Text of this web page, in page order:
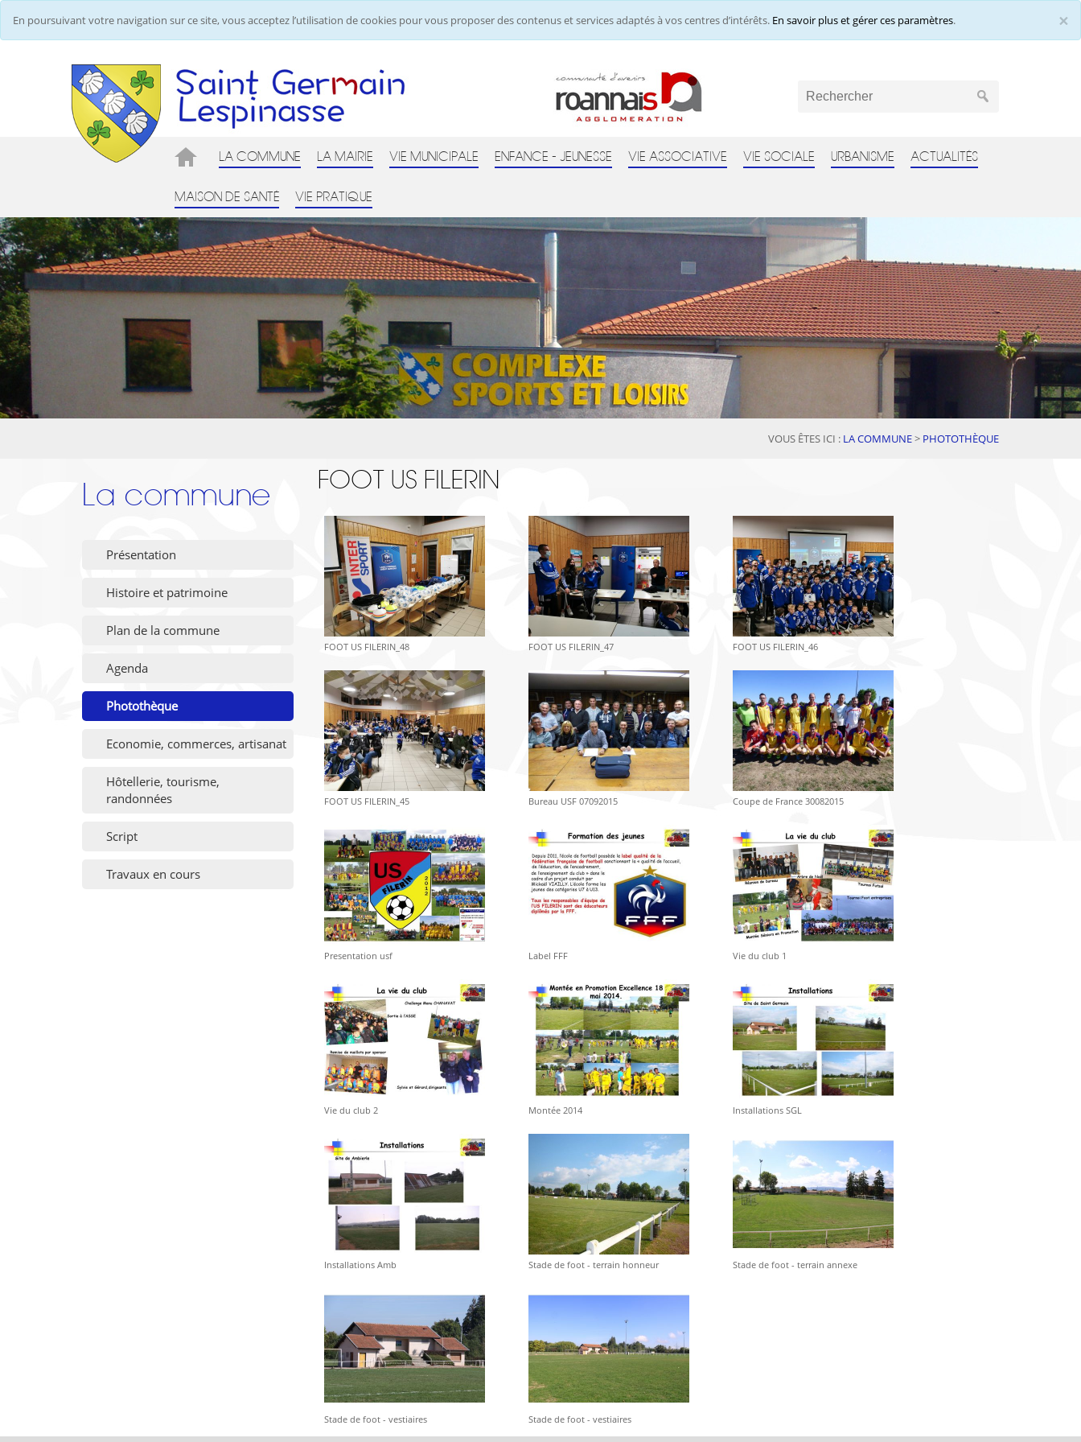
×
En poursuivant votre navigation sur ce site, vous acceptez l’utilisation de cookies pour vous proposer des contenus et services adaptés à vos centres d’intérêts. En savoir plus et gérer ces paramètres.
LA COMMUNE LA MAIRIE VIE MUNICIPALE ENFANCE - JEUNESSE VIE ASSOCIATIVE VIE SOCIALE URBANISME ACTUALITÉS
MAISON DE SANTÉ VIE PRATIQUE
VOUS ÊTES ICI : LA COMMUNE> PHOTOTHÈQUE
La commune
Présentation
Histoire et patrimoine
Plan de la commune
Agenda
Photothèque
Economie, commerces, artisanat
Hôtellerie, tourisme,
randonnées
Script
Travaux en cours
FOOT US FILERIN
FOOT US FILERIN_48 FOOT US FILERIN_47 FOOT US FILERIN_46
FOOT US FILERIN_45 Bureau USF 07092015 Coupe de France 30082015
Presentation usf Label FFF Vie du club 1
Vie du club 2 Montée 2014 Installations SGL
Installations Amb Stade de foot - terrain honneur Stade de foot - terrain annexe
Stade de foot - vestiaires Stade de foot - vestiaires